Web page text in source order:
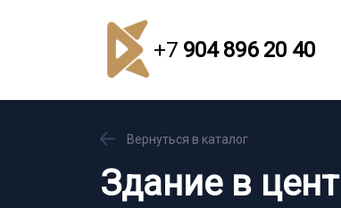
+7 904 896 20 40
Вернуться в каталог
Здание в